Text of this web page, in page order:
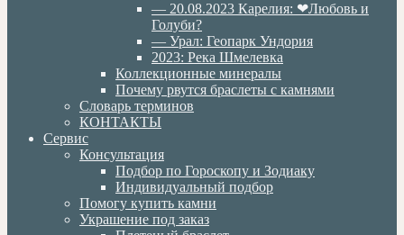
— 20.08.2023 Карелия: ❤Любовь и
Голуби?
— Урал: Геопарк Ундория
2023: Река Шмелевка
Коллекционные минералы
Почему рвутся браслеты с камнями
Словарь терминов
КОНТАКТЫ
Сервис
Консультация
Подбор по Гороскопу и Зодиаку
Индивидуальный подбор
Помогу купить камни
Украшение под заказ